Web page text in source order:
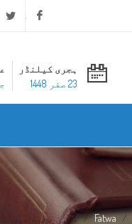
ہجری کیلنڈر
23 صفر 1448
Fatwa قرآنِ مجید میں